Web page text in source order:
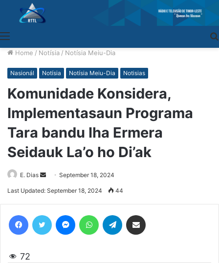
Home / Notísia / Notísia Meiu-Dia
Nasionál Notísia Notísia Meiu-Dia Notisias
Komunidade Konsidera,
Implementasaun Programa
Tara bandu Iha Ermera
Seidauk La’o ho Di’ak
E. Dias
Send
an
September 18, 2024
Last Updated: September 18, 2024 44
72